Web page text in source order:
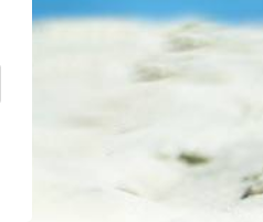
Aircondition
Ladestander til elbil